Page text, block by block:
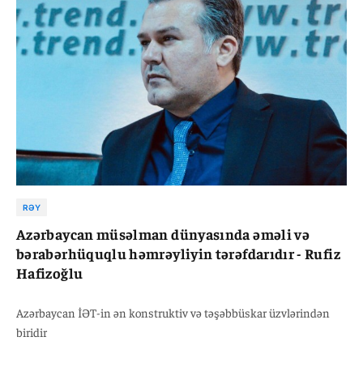
RƏY
Azərbaycan müsəlman dünyasında əməli və
bərabərhüquqlu həmrəyliyin tərəfdarıdır - Rufiz
Hafizoğlu
Azərbaycan İƏT-in ən konstruktiv və təşəbbüskar üzvlərindən
biridir